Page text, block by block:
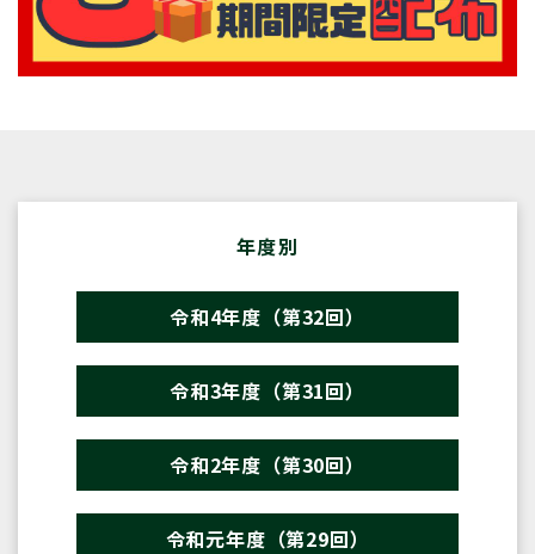
年度別
令和4年度（第32回）
令和3年度（第31回）
令和2年度（第30回）
令和元年度（第29回）